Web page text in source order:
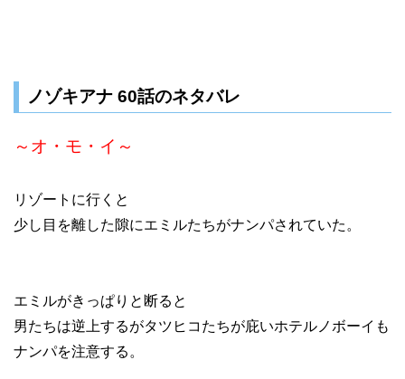
ノゾキアナ 60話のネタバレ
～オ・モ・イ～
リゾートに行くと
少し目を離した隙にエミルたちがナンパされていた。
エミルがきっぱりと断ると
男たちは逆上するがタツヒコたちが庇いホテルノボーイも
ナンパを注意する。